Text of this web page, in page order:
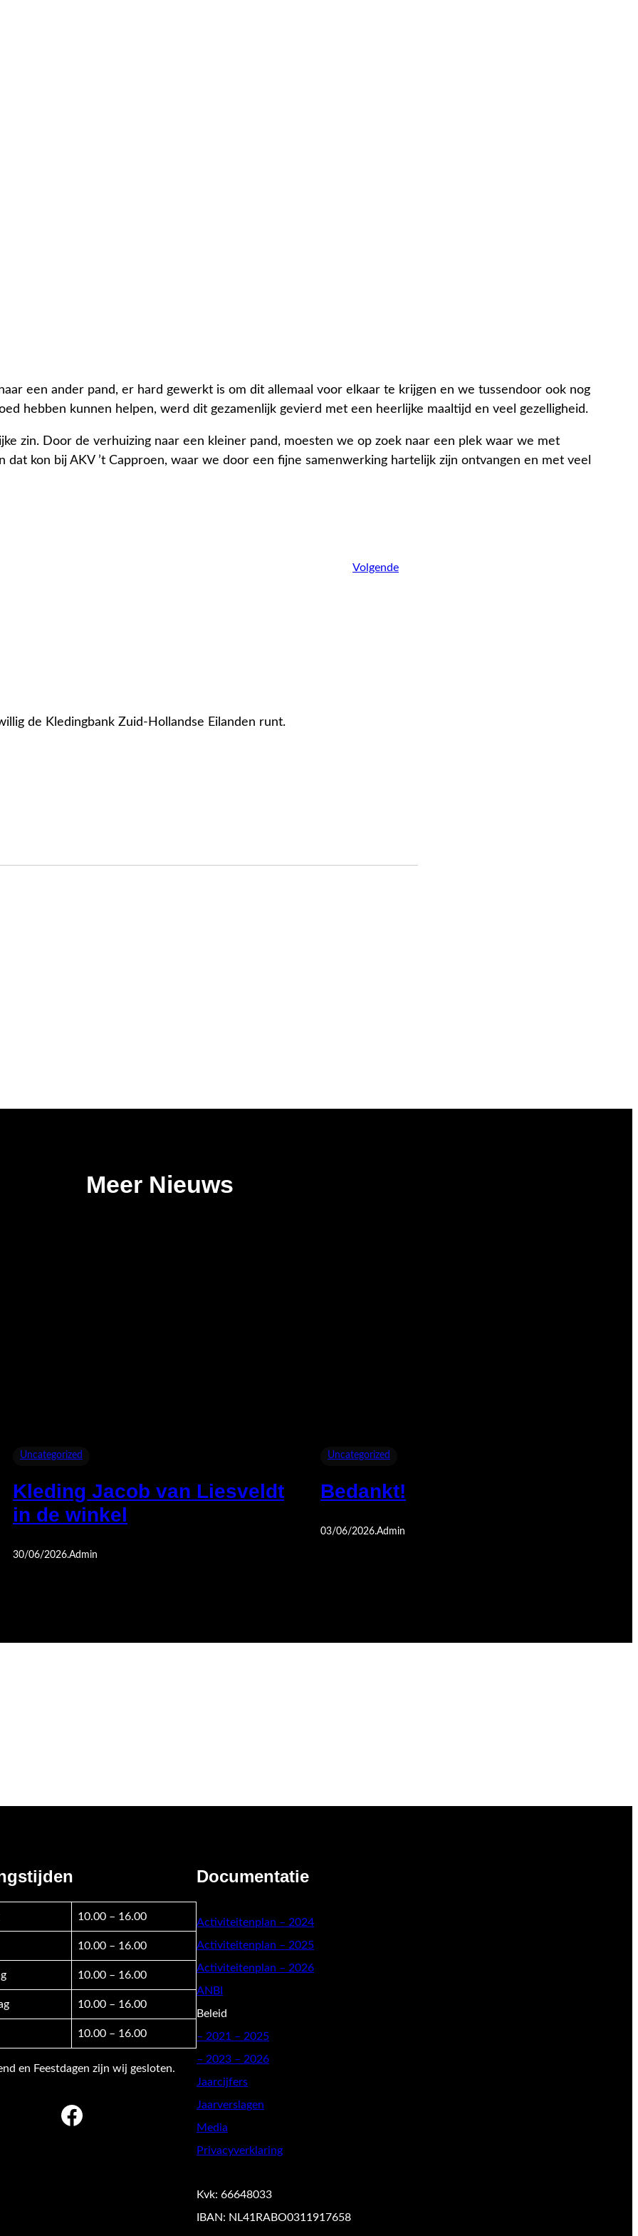
een ander pand, er hard gewerkt is om dit allemaal voor elkaar te krijgen en we tussendoor ook nog
hebben kunnen helpen, werd dit gezamenlijk gevierd met een heerlijke maaltijd en veel gezelligheid.
zin. Door de verhuizing naar een kleiner pand, moesten we op zoek naar een plek waar we met
kon bij AKV ’t Capproen, waar we door een fijne samenwerking hartelijk zijn ontvangen en met veel
Volgende
de Kledingbank Zuid-Hollandse Eilanden runt.
Meer Nieuws
Uncategorized
Kleding Jacob van Liesveldt
in de winkel
30/06/2026.Admin
Uncategorized
Bedankt!
03/06/2026.Admin
10.00 – 16.00
10.00 – 16.00
10.00 – 16.00
10.00 – 16.00
10.00 – 16.00
en Feestdagen zijn wij gesloten.
Facebook
Documentatie
Activiteitenplan – 2024
Activiteitenplan – 2025
Activiteitenplan – 2026
ANBI
Beleid
– 2021 – 2025
– 2023 – 2026
Jaarcijfers
Jaarverslagen
Media
Privacyverklaring
Kvk: 66648033
IBAN: NL41RABO0311917658